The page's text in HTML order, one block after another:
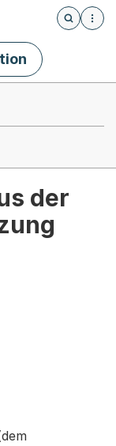
Öffnet
der